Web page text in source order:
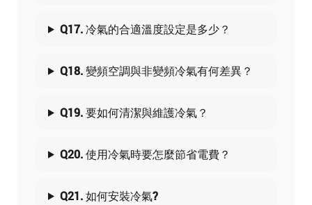
Q17. 冷氣的合適溫度設定是多少？
Q18. 變頻空調與非變頻冷氣有何差異？
Q19. 要如何清潔與維護冷氣？
Q20. 使用冷氣時要怎麼節省電費？
Q21. 如何安裝冷氣?